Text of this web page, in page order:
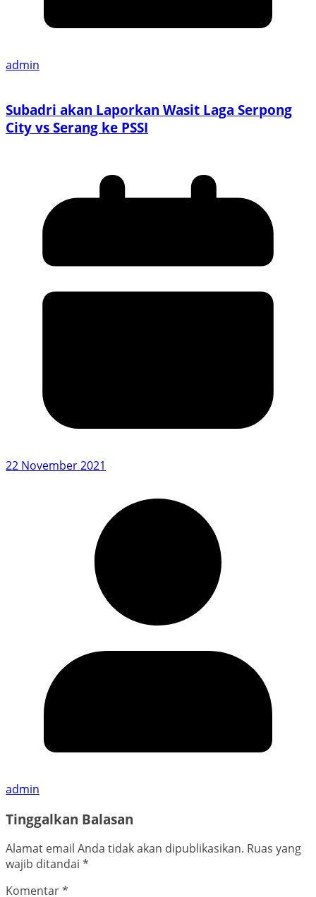
admin
Subadri akan Laporkan Wasit Laga Serpong
City vs Serang ke PSSI
22 November 2021
admin
Tinggalkan Balasan
Alamat email Anda tidak akan dipublikasikan. Ruas yang
wajib ditandai *
Komentar*